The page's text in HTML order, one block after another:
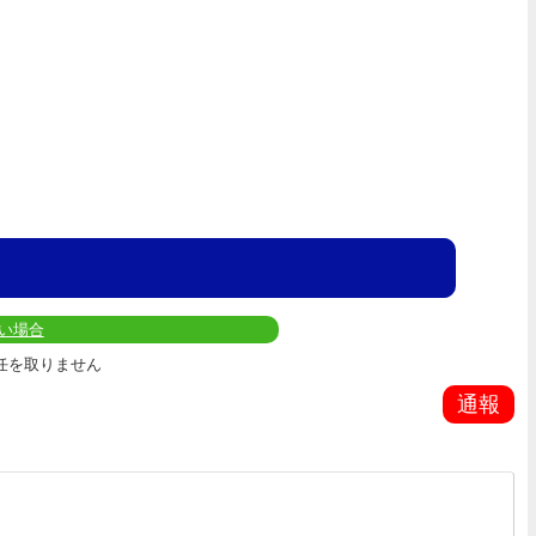
場合
を取りません
通報